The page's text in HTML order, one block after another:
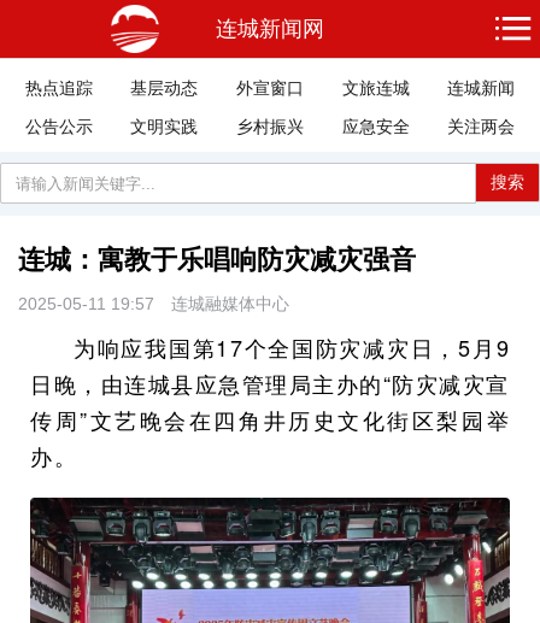
连城新闻网
热点追踪 基层动态 外宣窗口 文旅连城
连城新闻
公告公示
文明实践 乡村振兴 应急安全 关注两会
搜索
连城：寓教于乐唱响防灾减灾强音
2025-05-11 19:57 连城融媒体中心
为响应我国第17个全国防灾减灾日，5月9
日晚，由连城县应急管理局主办的“防灾减灾宣
传周”文艺晚会在四角井历史文化街区梨园举
办。